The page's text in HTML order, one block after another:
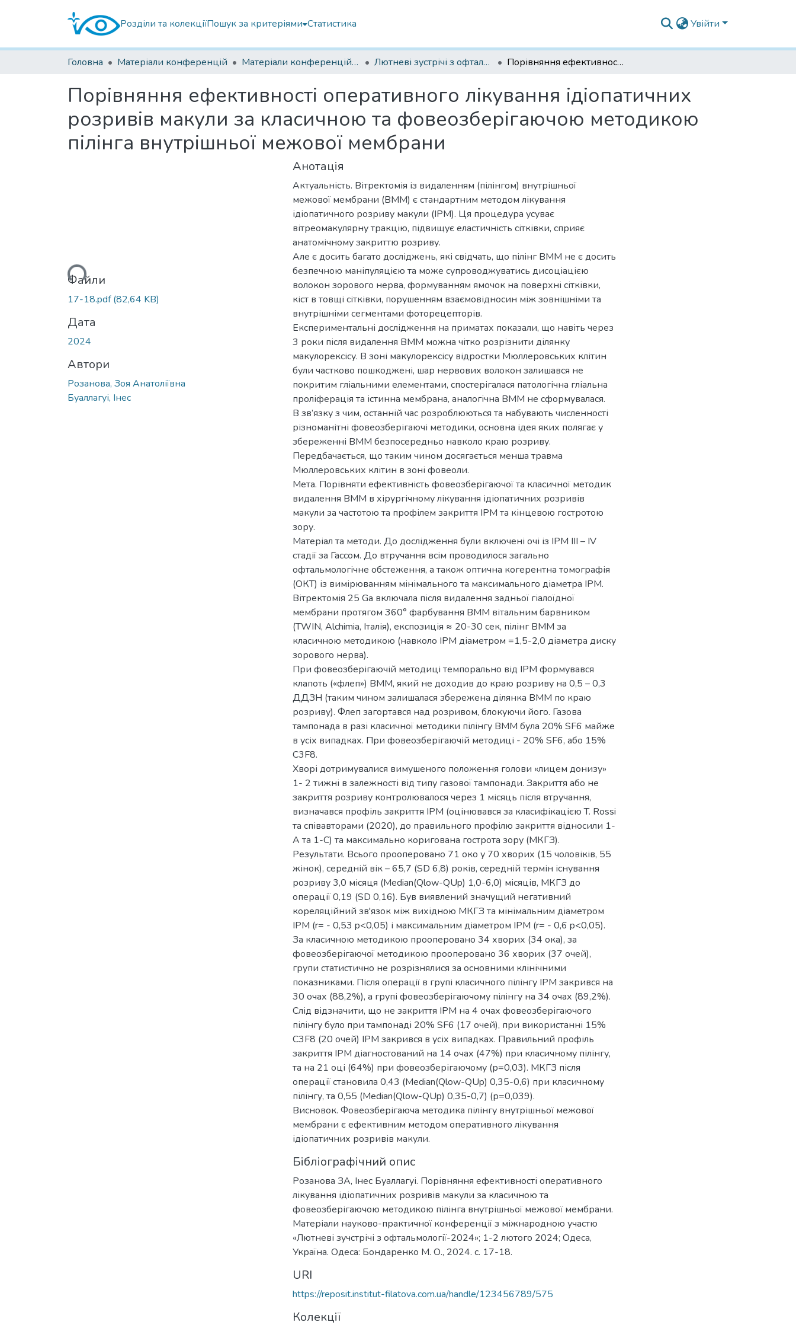
Розділи та колекціїПошук за критеріями Статистика Увійти
Головна Матеріали конференцій Матеріали конференцій Інституту Філатова Лютневі зустрічі з офтальмології 2024 Порівняння ефективності оперативного лікування ідіопатичних розривів макули за класичною та фовеозберігаючою методикою пілінга внутрішньої межової мембрани
Порівняння ефективності оперативного лікування ідіопатичних
розривів макули за класичною та фовеозберігаючою методикою
пілінга внутрішньої межової мембрани
Вантажиться...
Файли
17-18.pdf(82,64 KB)
Дата
2024
Автори
Розанова, Зоя Анатоліївна
Буаллагуі, Інес
Анотація
Актуальність. Вітректомія із видаленням (пілінгом) внутрішньої
межової мембрани (ВММ) є стандартним методом лікування
ідіопатичного розриву макули (ІРМ). Ця процедура усуває
вітреомакулярну тракцію, підвищує еластичність сітківки, сприяє
анатомічному закриттю розриву.
Але є досить багато досліджень, які свідчать, що пілінг ВММ не є досить
безпечною маніпуляцією та може супроводжуватись дисоціацією
волокон зорового нерва, формуванням ямочок на поверхні сітківки,
кіст в товщі сітківки, порушенням взаємовідносин між зовнішніми та
внутрішніми сегментами фоторецепторів.
Експериментальні дослідження на приматах показали, що навіть через
3 роки після видалення ВММ можна чітко розрізнити ділянку
макулорексісу. В зоні макулорексісу відростки Мюллеровських клітин
були частково пошкоджені, шар нервових волокон залишався не
покритим гліальними елементами, спостерігалася патологічна гліальна
проліферація та істинна мембрана, аналогічна ВММ не сформувалася.
В зв’язку з чим, останній час розроблюються та набувають численності
різноманітні фовеозберігаючі методики, основна ідея яких полягає у
збереженні ВММ безпосередньо навколо краю розриву.
Передбачається, що таким чином досягається менша травма
Мюллеровських клітин в зоні фовеоли.
Мета. Порівняти ефективність фовеозберігаючої та класичної методик
видалення ВММ в хірургічному лікування ідіопатичних розривів
макули за частотою та профілем закриття ІРМ та кінцевою гостротою
зору.
Матеріал та методи. До дослідження були включені очі із ІРМ III – IV
стадії за Гассом. До втручання всім проводилося загально
офтальмологічне обстеження, а також оптична когерентна томографія
(ОКТ) із вимірюванням мінімального та максимального діаметра ІРМ.
Вітректомія 25 Gа включала після видалення задньої гіалоїдної
мембрани протягом 360° фарбування ВММ вітальним барвником
(TWIN, Alchimia, Італія), експозиція ≈ 20-30 сек, пілінг ВММ за
класичною методикою (навколо ІРМ діаметром =1,5-2,0 діаметра диску
зорового нерва).
При фовеозберігаючій методиці темпорально від ІРМ формувався
клапоть («флеп») ВММ, який не доходив до краю розриву на 0,5 – 0,3
ДДЗН (таким чином залишалася збережена ділянка ВММ по краю
розриву). Флеп загортався над розривом, блокуючи його. Газова
тампонада в разі класичної методики пілінгу ВММ була 20% SF6 майже
в усіх випадках. При фовеозберігаючій методиці - 20% SF6, або 15%
С3F8.
Хворі дотримувалися вимушеного положення голови «лицем донизу»
1- 2 тижні в залежності від типу газової тампонади. Закриття або не
закриття розриву контролювалося через 1 місяць після втручання,
визначався профіль закриття ІРМ (оцінювався за класифікацією T. Rossi
та співавторами (2020), до правильного профілю закриття відносили 1-
А та 1-С) та максимально коригована гострота зору (МКГЗ).
Результати. Всього прооперовано 71 око у 70 хворих (15 чоловіків, 55
жінок), середній вік – 65,7 (SD 6,8) років, середній термін існування
розриву 3,0 місяця (Median(Qlow-QUp) 1,0-6,0) місяців, МКГЗ до
операції 0,19 (SD 0,16). Був виявлений значущий негативний
кореляційний зв'язок між вихідною МКГЗ та мінімальним діаметром
ІРМ (r= - 0,53 p<0,05) і максимальним діаметром ІРМ (r= - 0,6 p<0,05).
За класичною методикою прооперовано 34 хворих (34 ока), за
фовеозберігаючої методикою прооперовано 36 хворих (37 очей),
групи статистично не розрізнялися за основними клінічними
показниками. Після операції в групі класичного пілінгу ІРМ закрився на
30 очах (88,2%), а групі фовеозберігаючому пілінгу на 34 очах (89,2%).
Слід відзначити, що не закриття ІРМ на 4 очах фовеозберігаючого
пілінгу було при тампонаді 20% SF6 (17 очей), при використанні 15%
С3F8 (20 очей) ІРМ закрився в усіх випадках. Правильний профіль
закриття ІРМ діагностований на 14 очах (47%) при класичному пілінгу,
та на 21 оці (64%) при фовеозберігаючому (р=0,03). МКГЗ після
операції становила 0,43 (Median(Qlow-QUp) 0,35-0,6) при класичному
пілінгу, та 0,55 (Median(Qlow-QUp) 0,35-0,7) (р=0,039).
Висновок. Фовеозберігаюча методика пілінгу внутрішньої межової
мембрани є ефективним методом оперативного лікування
ідіопатичних розривів макули.
Бібліографічний опис
Розанова ЗА, Інес Буаллагуі. Порівняння ефективності оперативного
лікування ідіопатичних розривів макули за класичною та
фовеозберігаючою методикою пілінга внутрішньої межової мембрани.
Матеріали науково-практичної конференції з міжнародною участю
«Лютневі зучстрічі з офтальмології-2024»; 1-2 лютого 2024; Одеса,
Україна. Одеса: Бондаренко М. О., 2024. с. 17-18.
URI
https://reposit.institut-filatova.com.ua/handle/123456789/575
Колекції